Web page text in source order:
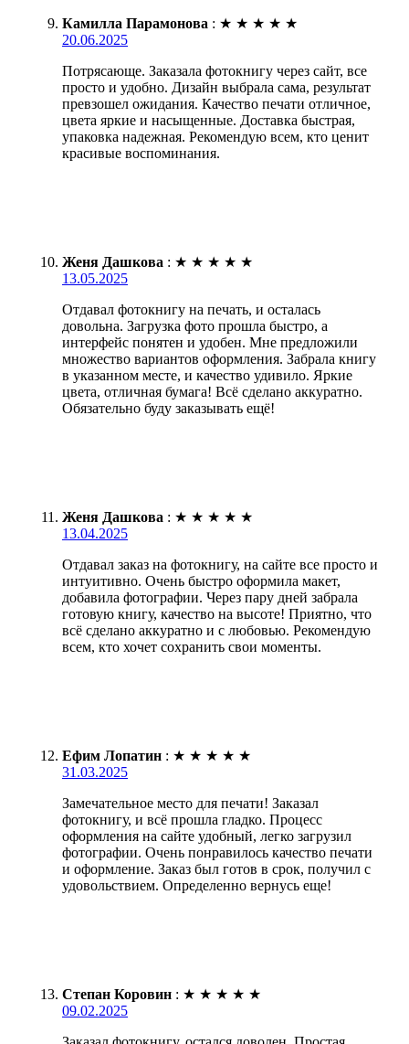
Камилла Парамонова : ★ ★ ★ ★ ★
20.06.2025
Потрясающе. Заказала фотокнигу через сайт, все
просто и удобно. Дизайн выбрала сама, результат
превзошел ожидания. Качество печати отличное,
цвета яркие и насыщенные. Доставка быстрая,
упаковка надежная. Рекомендую всем, кто ценит
красивые воспоминания.
Женя Дашкова : ★ ★ ★ ★ ★
13.05.2025
Отдавал фотокнигу на печать, и осталась
довольна. Загрузка фото прошла быстро, а
интерфейс понятен и удобен. Мне предложили
множество вариантов оформления. Забрала книгу
в указанном месте, и качество удивило. Яркие
цвета, отличная бумага! Всё сделано аккуратно.
Обязательно буду заказывать ещё!
Женя Дашкова : ★ ★ ★ ★ ★
13.04.2025
Отдавал заказ на фотокнигу, на сайте все просто и
интуитивно. Очень быстро оформила макет,
добавила фотографии. Через пару дней забрала
готовую книгу, качество на высоте! Приятно, что
всё сделано аккуратно и с любовью. Рекомендую
всем, кто хочет сохранить свои моменты.
Ефим Лопатин : ★ ★ ★ ★ ★
31.03.2025
Замечательное место для печати! Заказал
фотокнигу, и всё прошла гладко. Процесс
оформления на сайте удобный, легко загрузил
фотографии. Очень понравилось качество печати
и оформление. Заказ был готов в срок, получил с
удовольствием. Определенно вернусь еще!
Степан Коровин : ★ ★ ★ ★ ★
09.02.2025